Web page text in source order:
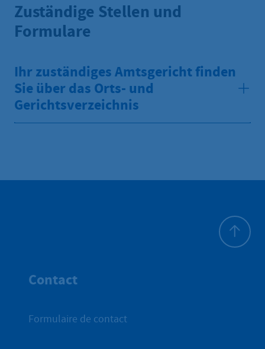
Zuständige Stellen und
Formulare
Ihr zuständiges Amtsgericht finden
Sie über das Orts- und
Gerichtsverzeichnis
Contact
Formulaire de contact